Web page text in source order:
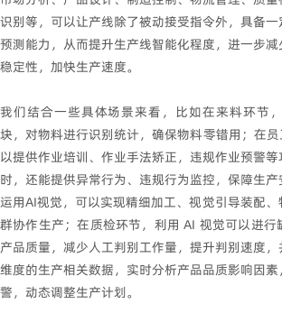
识别等，可以让产线除了被动接受指令外，具备
预测能力，从而提升生产线智能化程度，进一步
稳定性，加快生产速度。
我们结合一些具体场景来看，比如在来料环节
块，对物料进行识别统计，确保物料零错用；在
以提供作业培训、作业手法矫正，违规作业预警
时，还能提供异常行为、违规行为监控，保障生产
运用AI视觉，可以实现精细加工、视觉引导装配
群协作生产；在质检环节，利用 AI 视觉可以进行
产品质量，减少人工判别工作量，提升判别速度
维度的生产相关数据，实时分析产品品质影响因
警，动态调整生产计划。